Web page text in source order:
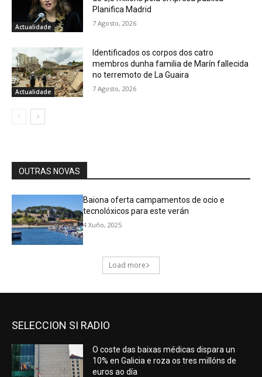
SELECCION SI RADIO
O coste das baixas médicas dispara un
10% en Galicia e roza os tres millóns de
euros ao día